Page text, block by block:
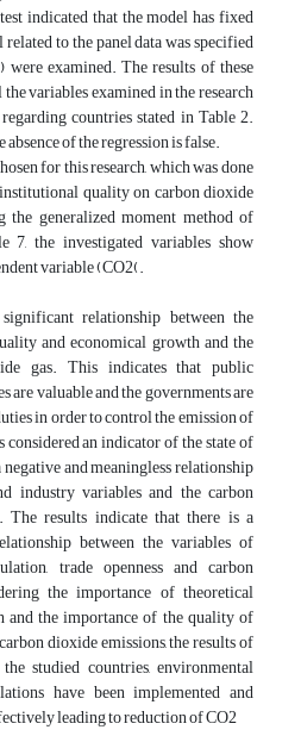
indicated that the model has fixed
to the panel data was specified
examined. The results of these
variables examined in the research
countries stated in Table 2.
of the regression is false.
for this research, which was done
quality on carbon dioxide
the generalized moment method of
7, the investigated variables show
variable (CO2(.
relationship between the
and economical growth and the
gas. This indicates that public
are valuable and the governments are
in order to control the emission of
an indicator of the state of
and meaningless relationship
industry variables and the carbon
The results indicate that there is a
between the variables of
trade openness and carbon
the importance of theoretical
and the importance of the quality of
dioxide emissions, the results of
studied countries, environmental
have been implemented and
leading to reduction of CO2